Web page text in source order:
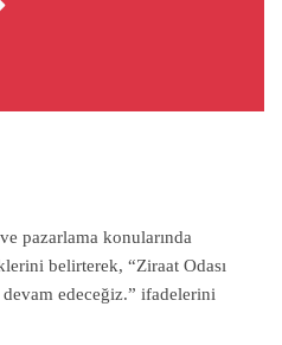
pazarlama konularında
belirterek, “Ziraat Odası
edeceğiz.” ifadelerini